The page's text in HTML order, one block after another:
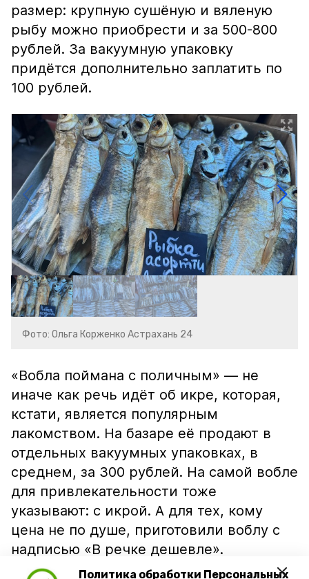
Политика обработки Персональных
размер: крупную сушёную и вяленую
рыбу можно приобрести и за 500-800
рублей. За вакуумную упаковку
придётся дополнительно заплатить по
100 рублей.
Фото: Ольга Корженко Астрахань 24
«Вобла поймана с поличным» — не
иначе как речь идёт об икре, которая,
кстати, является популярным
лакомством. На базаре её продают в
отдельных вакуумных упаковках, в
среднем, за 300 рублей. На самой вобле
для привлекательности тоже
указывают: с икрой. А для тех, кому
цена не по душе, приготовили воблу с
надписью «В речке дешевле».